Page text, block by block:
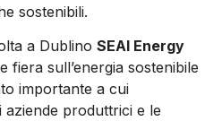
sostenibili.
a Dublino SEAI Energy
fiera sull’energia sostenibile
importante a cui
produttrici e le